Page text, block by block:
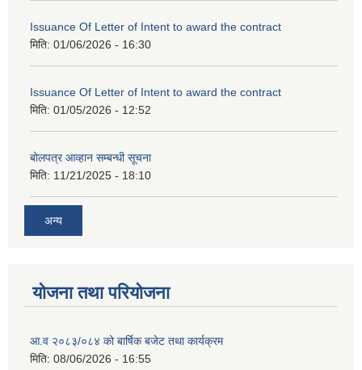
Issuance Of Letter of Intent to award the contract
मिति: 01/06/2026 - 16:30
Issuance Of Letter of Intent to award the contract
मिति: 01/05/2026 - 12:52
बोलपत्र आव्हान सम्बन्धी सूचना
मिति: 11/21/2025 - 18:10
अन्य
योजना तथा परियोजना
आ.व २०८३/०८४ को बार्षिक बजेट तथा कार्यक्रम
मिति: 08/06/2026 - 16:55